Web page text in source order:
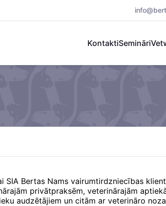
KontaktiSemināri
SIA Bertas Nams vairumtirdzniecības
privātpraksēm, veterinārajām
audzētājiem un citām ar veterināro